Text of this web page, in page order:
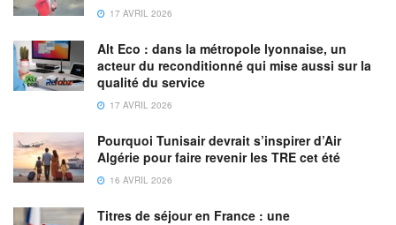
17 AVRIL 2026
Alt Eco : dans la métropole lyonnaise, un
acteur du reconditionné qui mise aussi sur la
qualité du service
17 AVRIL 2026
Pourquoi Tunisair devrait s’inspirer d’Air
Algérie pour faire revenir les TRE cet été
16 AVRIL 2026
Titres de séjour en France : une